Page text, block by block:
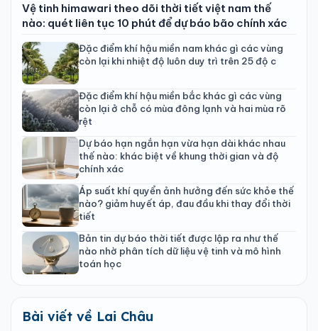
Vệ tinh himawari theo dõi thời tiết việt nam thế
nào: quét liên tục 10 phút để dự báo bão chính xác
Đặc điểm khí hậu miền nam khác gì các vùng
còn lại khi nhiệt độ luôn duy trì trên 25 độ c
Đặc điểm khí hậu miền bắc khác gì các vùng
còn lại ở chỗ có mùa đông lạnh và hai mùa rõ
rệt
Dự báo hạn ngắn hạn vừa hạn dài khác nhau
thế nào: khác biệt về khung thời gian và độ
chính xác
Áp suất khí quyển ảnh hưởng đến sức khỏe thế
nào? giảm huyết áp, đau đầu khi thay đổi thời
tiết
Bản tin dự báo thời tiết được lập ra như thế
nào nhờ phân tích dữ liệu vệ tinh và mô hình
toán học
Bài viết về Lai Châu